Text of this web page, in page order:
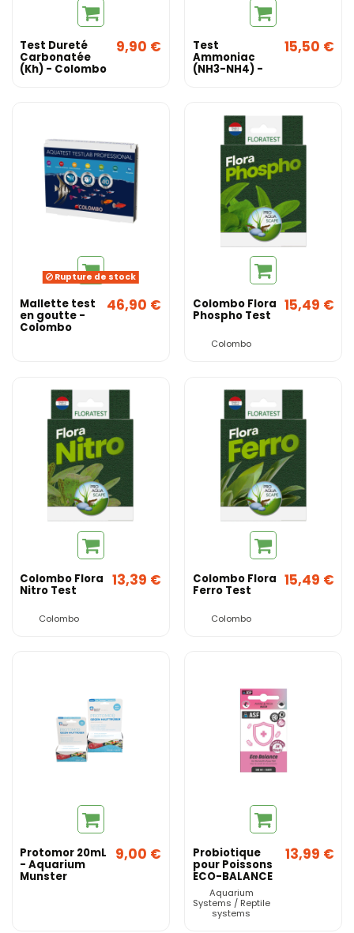
Test Dureté
Carbonatée
(Kh) - Colombo
9,90 € Test
Ammoniac
(NH3-NH4) -
15,50 €
Rupture de stock
Mallette test
en goutte -
Colombo
46,90 € Colombo Flora
Phospho Test
Colombo
15,49 €
Colombo Flora
Nitro Test
Colombo
13,39 € Colombo Flora
Ferro Test
Colombo
15,49 €
Protomor 20mL
- Aquarium
Munster
9,00 € Probiotique
pour Poissons
ECO-BALANCE
Eau Douce et
Salé 24x10ml -
Aquarium
Systems
Aquarium
Systems / Reptile
systems
13,99 €